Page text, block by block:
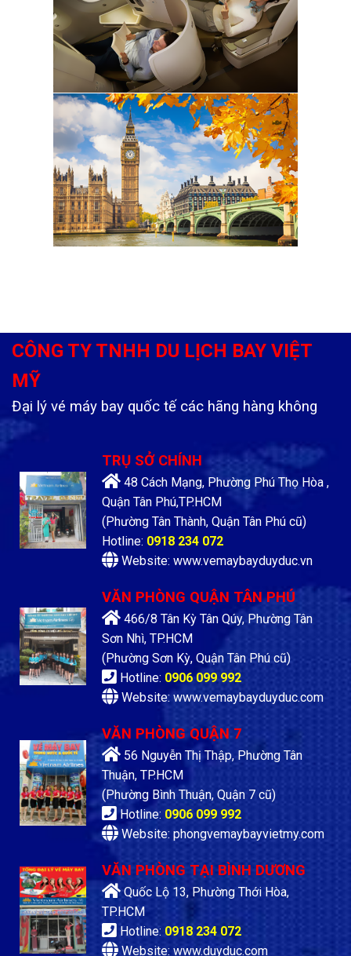
CÔNG TY TNHH DU LỊCH BAY VIỆT
MỸ
Đại lý vé máy bay quốc tế các hãng hàng không
TRỤ SỞ CHÍNH
48 Cách Mạng, Phường Phú Thọ Hòa ,
Quận Tân Phú,TP.HCM
(Phường Tân Thành, Quận Tân Phú cũ)
Hotline: 0918 234 072
Website: www.vemaybayduyduc.vn
VĂN PHÒNG QUẬN TÂN PHÚ
466/8 Tân Kỳ Tân Qúy, Phường Tân
Sơn Nhì, TP.HCM
(Phường Sơn Kỳ, Quận Tân Phú cũ)
Hotline: 0906 099 992
Website: www.vemaybayduyduc.com
VĂN PHÒNG QUẬN 7
56 Nguyễn Thị Thập, Phường Tân
Thuận, TP.HCM
(Phường Bình Thuận, Quận 7 cũ)
Hotline: 0906 099 992
Website: phongvemaybayvietmy.com
VĂN PHÒNG TẠI BÌNH DƯƠNG
Quốc Lộ 13, Phường Thới Hòa,
TP.HCM
Hotline: 0918 234 072
Website: www.duyduc.com